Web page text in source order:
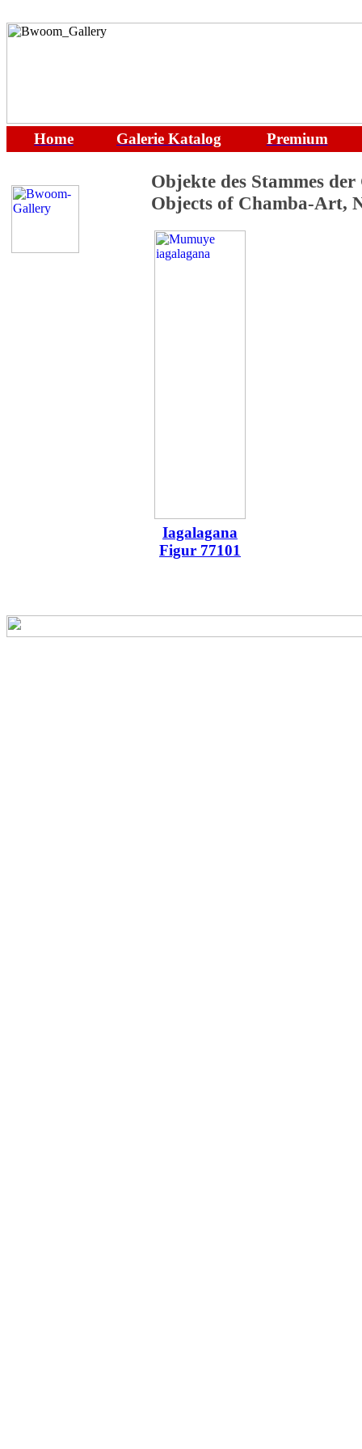
Home Galerie Katalog Premium
Objekte des Stammes
Objects of Chamba-Art,
Iagalagana
Figur 77101